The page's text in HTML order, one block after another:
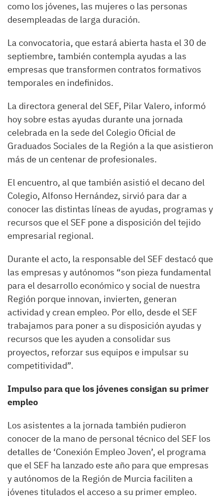
como los jóvenes, las mujeres o las personas
desempleadas de larga duración.
La convocatoria, que estará abierta hasta el 30 de
septiembre, también contempla ayudas a las
empresas que transformen contratos formativos
temporales en indefinidos.
La directora general del SEF, Pilar Valero, informó
hoy sobre estas ayudas durante una jornada
celebrada en la sede del Colegio Oficial de
Graduados Sociales de la Región a la que asistieron
más de un centenar de profesionales.
El encuentro, al que también asistió el decano del
Colegio, Alfonso Hernández, sirvió para dar a
conocer las distintas líneas de ayudas, programas y
recursos que el SEF pone a disposición del tejido
empresarial regional.
Durante el acto, la responsable del SEF destacó que
las empresas y autónomos “son pieza fundamental
para el desarrollo económico y social de nuestra
Región porque innovan, invierten, generan
actividad y crean empleo. Por ello, desde el SEF
trabajamos para poner a su disposición ayudas y
recursos que les ayuden a consolidar sus
proyectos, reforzar sus equipos e impulsar su
competitividad”.
Impulso para que los jóvenes consigan su primer
empleo
Los asistentes a la jornada también pudieron
conocer de la mano de personal técnico del SEF los
detalles de ‘Conexión Empleo Joven’, el programa
que el SEF ha lanzado este año para que empresas
y autónomos de la Región de Murcia faciliten a
jóvenes titulados el acceso a su primer empleo.